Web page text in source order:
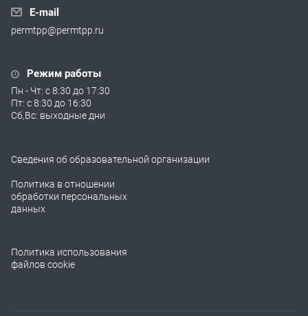
E-mail
permtpp@permtpp.ru
Режим работы
Пн - Чт: с 8:30 до 17:30
Пт: с 8:30 до 16:30
Сб,Вс: выходные дни
Сведения об образовательной организации
Политика в отношении
обработки персональных
данных
Политика использования
файлов cookie